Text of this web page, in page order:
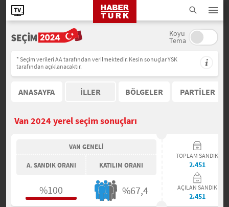
Koyu
Tema
* Seçim verileri AA tarafından verilmektedir. Kesin sonuçlar YSK
tarafından açıklanacaktır.
ANASAYFA İLLER BÖLGELER PARTİLER
Van 2024 yerel seçim sonuçları
VAN GENELİ
A. SANDIK ORANI KATILIM ORANI
%100 %67,4
TOPLAM SANDIK
2.451
AÇILAN SANDIK
2.451